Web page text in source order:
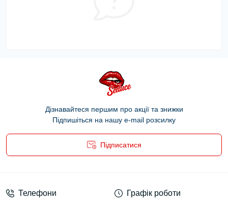
Дізнавайтеся першим про акції та знижки
Підпишіться на нашу e-mail розсилку
Підписатися
Телефони Графік роботи